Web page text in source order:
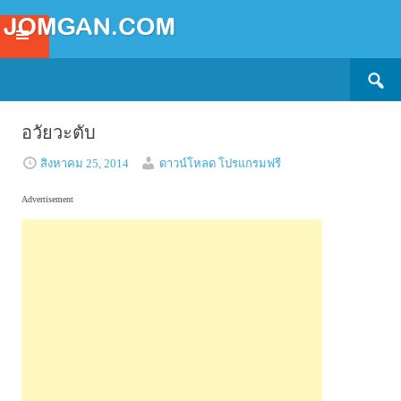
อวัยวะตับ
สิงหาคม 25, 2014 ดาวน์โหลด โปรแกรมฟรี
Advertisement